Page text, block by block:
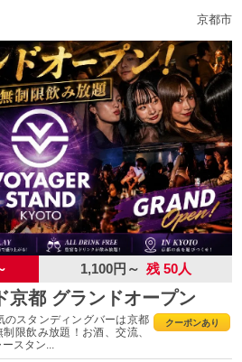
京都市
1,100円～ 残 50人
京都 グランドオープン
クーポンあり
のスタンディングバーは京都
限飲み放題！お酒、交流、
スタン...